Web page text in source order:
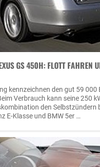
GS 450H: FLOTT FAHREN
kennzeichnen den gut 59 000
Verbrauch kann seine 250
den Selbstzündern
E-Klasse und BMW 5er …